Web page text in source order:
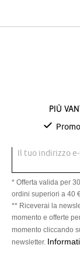
Più
Il tuo indirizzo e-
* Offerta valida per
ordini superiori a 40
** Riceverai la
momento e offerte
momento cliccando
newsletter.